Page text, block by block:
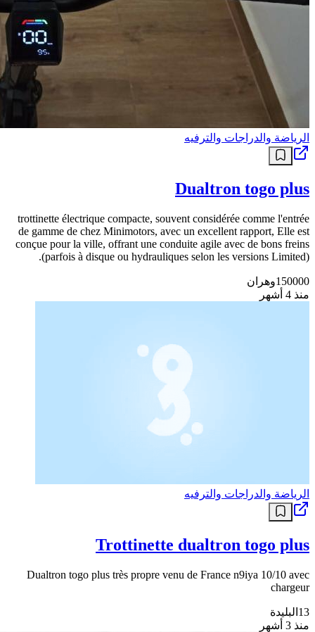
الرياضة والدراجات والترفيه
Dualtron togo plus
trottinette électrique compacte, souvent considérée comme l'entrée
de gamme de chez Minimotors, avec un excellent rapport, Elle est
conçue pour la ville, offrant une conduite agile avec de bons freins
(parfois à disque ou hydrauliques selon les versions Limited).
150000وهران
منذ 4 أشهر
الرياضة والدراجات والترفيه
Trottinette dualtron togo plus
Dualtron togo plus très propre venu de France n9iya 10/10 avec
chargeur
13 البليدة
منذ 3 أشهر